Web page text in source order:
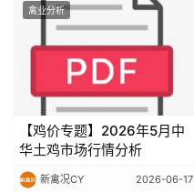
禽业分析
【鸡价专题】2026年5月中
华土鸡市场行情分析
新禽况CY 2026-06-17